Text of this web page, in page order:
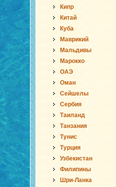
Кипр
Китай
Куба
Маврикий
Мальдивы
Марокко
ОАЭ
Оман
Сейшелы
Сербия
Таиланд
Танзания
Тунис
Турция
Узбекистан
Филипины
Шри-Ланка